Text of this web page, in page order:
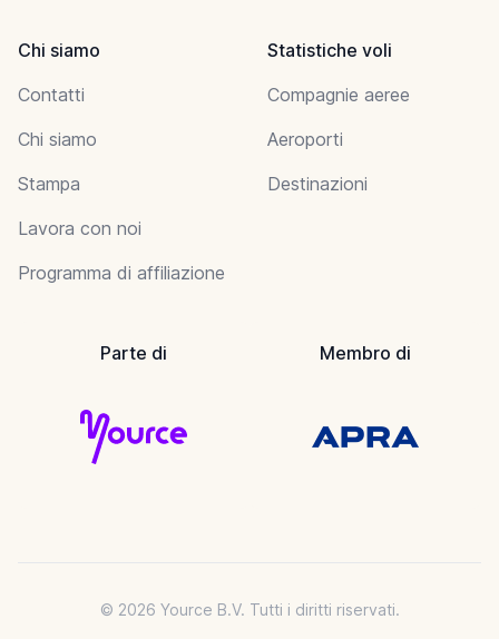
Chi siamo
Contatti
Chi siamo
Stampa
Lavora con noi
Programma di affiliazione
Statistiche voli
Compagnie aeree
Aeroporti
Destinazioni
Parte di Membro di
© 2026 Yource B.V. Tutti i diritti riservati.